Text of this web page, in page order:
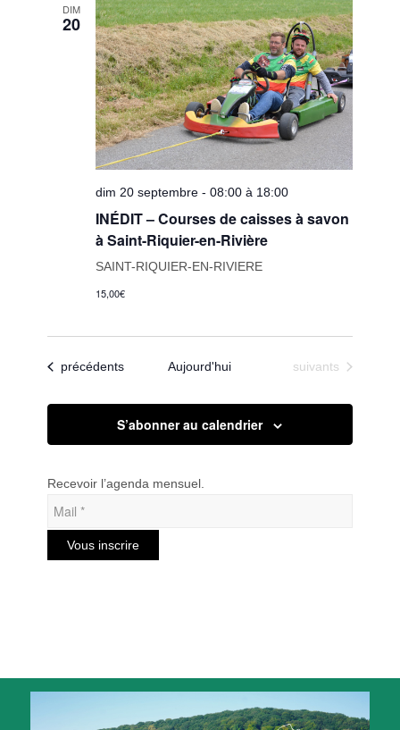
DIM
20
dim 20 septembre - 08:00 à 18:00
INÉDIT – Courses de caisses à savon
à Saint-Riquier-en-Rivière
SAINT-RIQUIER-EN-RIVIERE
15,00€
Évènements
précédents Aujourd'hui Évènements
suivants
S’abonner au calendrier
Recevoir l’agenda mensuel.